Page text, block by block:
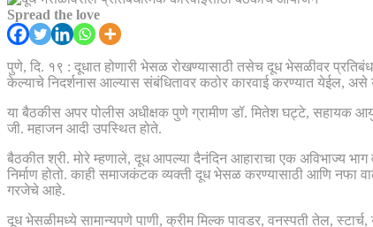
Spread the love
पुणे, दि. १९ : दूधात होणारी भेसळ रोखण्यासाठी तसेच दूध भेसळीवर
केल्याचे निदर्शनास आल्यास संबंधितावर कठोर कारवाई करण्यात येईल,
या बैठकीस अपर पोलीस अधीक्षक पुणे ग्रामीण डॉ. मितेश घट्टे, सहायक
जी. महाजन आदी उपस्थित होते.
बैठकीत श्री. मोरे म्हणाले, दूध आपल्या दैनंदिन आहाराचा एक अविभाज्य भाग
निर्माण होतो. काही समाजकंटक व्यक्ती दूध भेसळ करण्यासाठी आणि नफा
गरजेचे आहे.
दूध भेसळीमध्ये सामान्यपणे पाणी, क्रीम मिल्क पावडर, वनस्पती तेल,